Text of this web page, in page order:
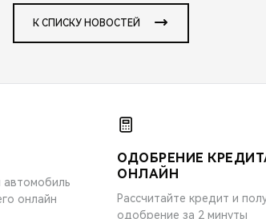
К СПИСКУ НОВОСТЕЙ
онлайн
ОДОБРЕНИЕ
ОНЛАЙН
Рассчитайте кредит и
одобрение за 2 минуты